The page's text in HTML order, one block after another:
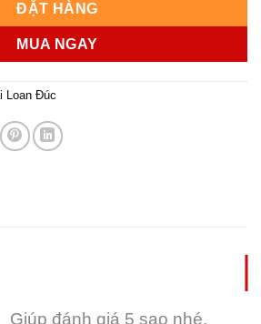
ĐẶT HÀNG
MUA NGAY
Loan Đúc
Giúp đánh giá 5 sao nhé.